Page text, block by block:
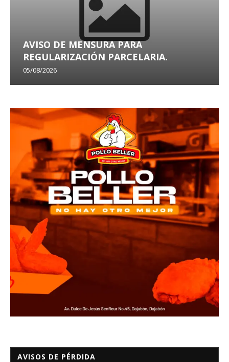
AVISO DE MENSURA PARA
REGULARIZACIÓN PARCELARIA.
05/08/2026
AVISOS DE PÉRDIDA